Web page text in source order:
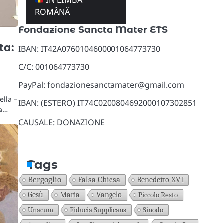
ROMÂNĂ
–
Donazioni
Fondazione Sancta Mater ETS
IBAN: IT42A0760104600001064773730
C/C: 001064773730
PayPal: fondazionesanctamater@gmail.com
IBAN: (ESTERO) IT74C0200804692000107302851
CAUSALE: DONAZIONE
Tags
Bergoglio Falsa Chiesa Benedetto XVI
Gesù Maria Vangelo
Piccolo Resto
Unacum
Fiducia Supplicans
Sinodo